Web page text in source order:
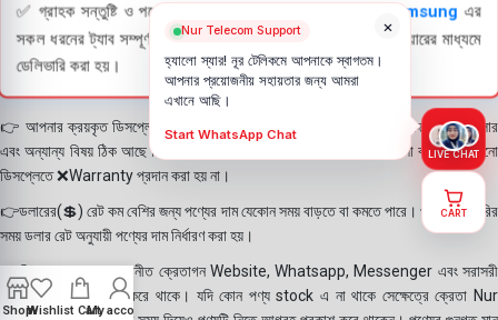
✅ গ্রাহক সন্তুষ্টি ও পণ্যের স্বচ্ছতা নিশ্চিত করতে Samsung এর
সকল ধরনের ট্যাব সম্পূর্ণরূপে যাচাই (Check) করার পরই বিক্রি ও কুরিয়ারের মাধ্যমে
ডেলিভারি করা হয়।
👉 আপনার ক্রয়কৃত ডিসপ্লে স্থায়ী ভাবে লাগানোর আগে মোবাইলে লাগিয়ে চেক করে নিবেন কালার
এবং অন্যান্য বিষয় ঠিক আছে কিনা। শতভাগ নিশ্চিত হয়ে পলি তুলবেন। পলি তোলা বা আঠা লাগানো
ডিসপ্লেতে ❌Warranty প্রদান করা হয় না।
👉ডলারের(💲) রেট কম বেশির জন্য পণ্যের দাম যেকোন সময় বাড়তে বা কমতে পারে। পণ্য ডেলিভারির
সময় ডলার রেট অনুযায়ী পণ্যের দাম নির্ধারণ করা হয়।
👉বিঃ দ্রঃ- আমাদের সম্মানীত ক্রেতাগন Website, Whatsapp, Messenger এবং সরাসরী
ফোন করে পণ্য Order করে থাকে। যদি কোন পণ্য stock এ না থাকে সেক্ষেত্রে ক্রেতা Nur
ShopWishlist CartMy account
×
Nur Telecom Support
হ্যালো স্যার! নূর টেলিকমে আপনাকে স্বাগতম।
আপনার প্রয়োজনীয় সহায়তার জন্য আমরা
এখানে আছি।
Start WhatsApp Chat
LIVE CHAT
CART